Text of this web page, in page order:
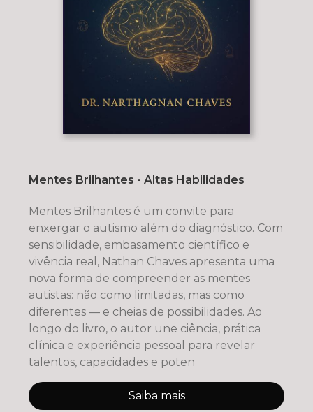
Mentes Brilhantes - Altas Habilidades
Mentes Brilhantes é um convite para
enxergar o autismo além do diagnóstico. Com
sensibilidade, embasamento científico e
vivência real, Nathan Chaves apresenta uma
nova forma de compreender as mentes
autistas: não como limitadas, mas como
diferentes — e cheias de possibilidades. Ao
longo do livro, o autor une ciência, prática
clínica e experiência pessoal para revelar
talentos, capacidades e poten
Saiba mais